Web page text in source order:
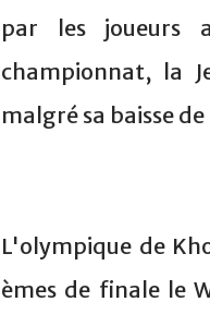
par les joueurs
championnat, la
malgré sa baisse
L'olympique de
èmes de finale le